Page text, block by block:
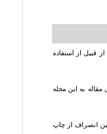
قبیل از استفاده
به این مجله
انصراف از چاپ